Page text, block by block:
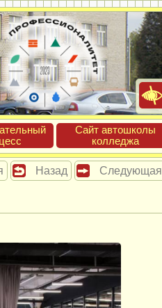
Сайт ав­тошко­лы
кол­леджа
Назад Следующая